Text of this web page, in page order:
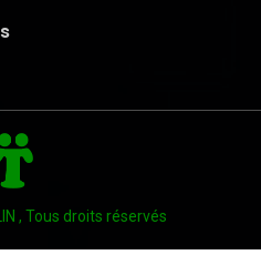
, Tous droits réservés